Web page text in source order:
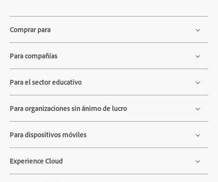
Comprar para
Para compañías
Para el sector educativo
Para organizaciones sin ánimo de lucro
Para dispositivos móviles
Experience Cloud